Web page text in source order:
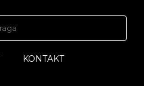
KONTAKT